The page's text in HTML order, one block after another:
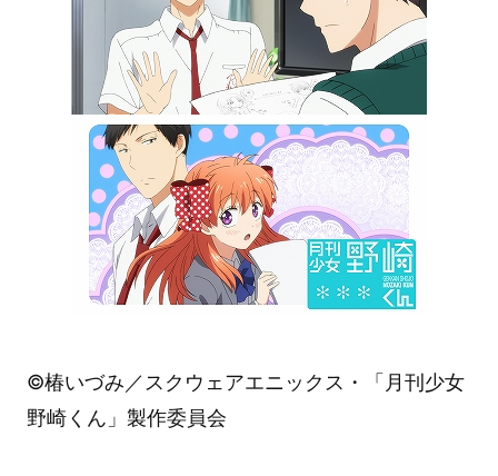
©椿いづみ／スクウェアエニックス・「月刊少女
野崎くん」製作委員会